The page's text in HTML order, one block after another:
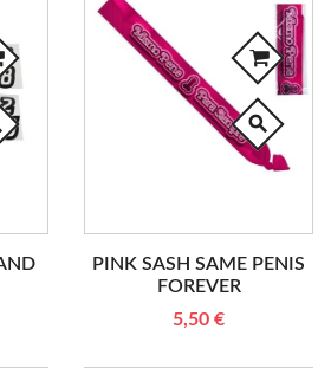
search
PINK SASH SAME PENIS
FOREVER
5,50 €